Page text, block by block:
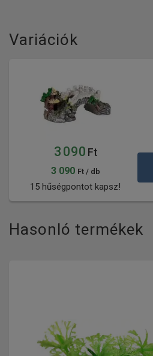
Variációk
3 090 Ft
3 090 Ft / db
15 hűségpontot kapsz!
Hasonló termékek